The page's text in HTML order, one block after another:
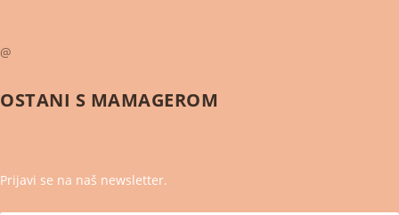
@
OSTANI S MAMAGEROM
Prijavi se na naš newsletter.